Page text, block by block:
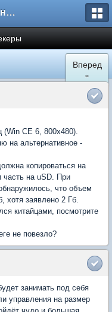
Форум интернет покупателей
Вперед
»
CE 6, 800x480).
на альтернативное -
копироваться на
часть на uSD. При
что объем
хотя заявлено 2 Гб.
китайцами, посмотрите
не повезло?
занимать под себя
управления на размер